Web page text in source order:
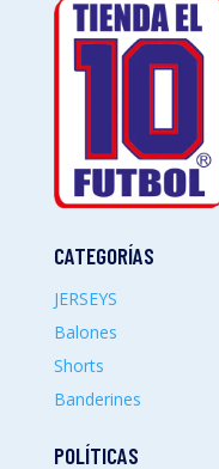
CATEGORÍAS
JERSEYS
Balones
Shorts
Banderines
POLÍTICAS